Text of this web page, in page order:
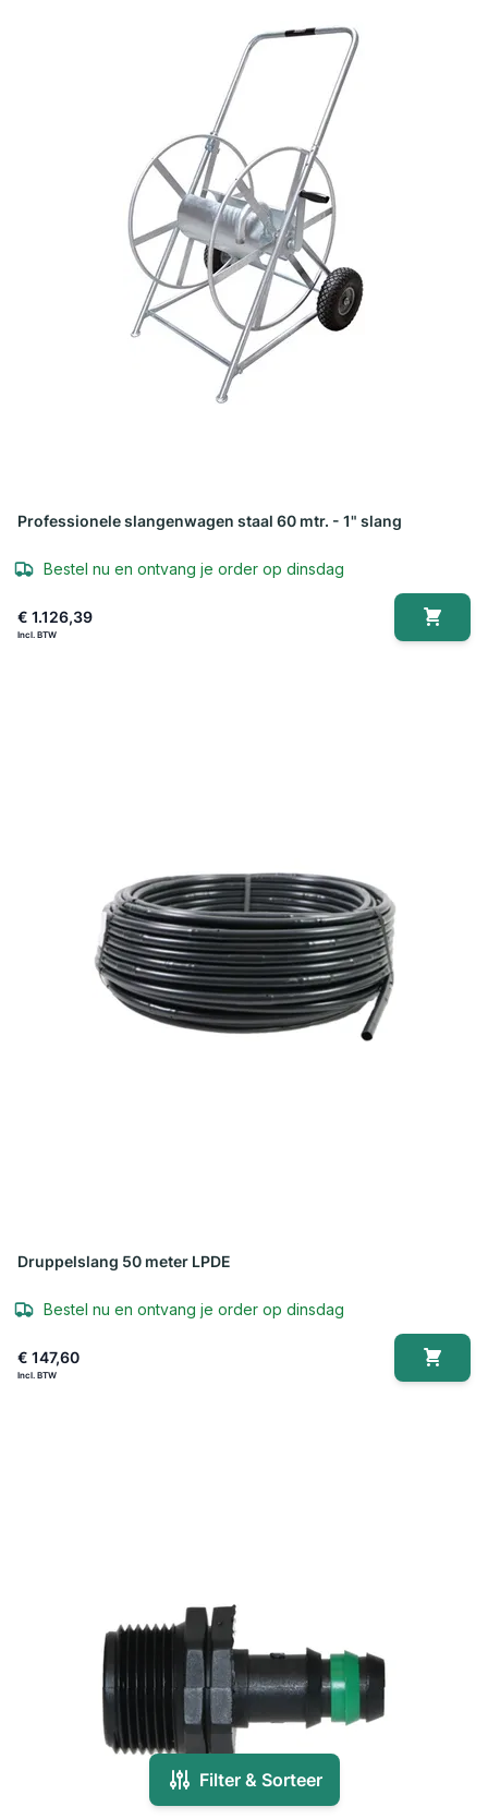
Filter & Sorteer
Professionele slangenwagen staal 60 mtr. - 1" slang
Bestel nu en ontvang je order op dinsdag
€ 1.126,39
Druppelslang 50 meter LPDE
Bestel nu en ontvang je order op dinsdag
€ 147,60